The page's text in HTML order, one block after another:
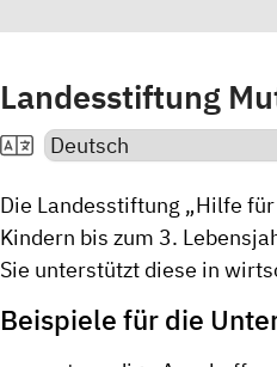
Landesstiftung
Die Landesstiftung „Hilfe
Kindern bis zum 3.
Sie unterstützt diese in
Beispiele für die